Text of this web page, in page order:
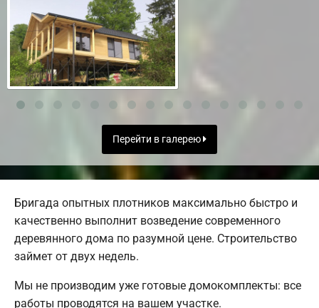
Перейти в галерею
Бригада опытных плотников максимально быстро и
качественно выполнит возведение современного
деревянного дома по разумной цене. Строительство
займет от двух недель.
Мы не производим уже готовые домокомплекты: все
работы проводятся на вашем участке.